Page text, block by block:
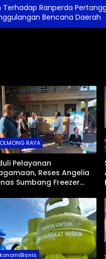
Terhadap Ranperda
Bencana Daerah
RAYA
Pelayanan
Reses Angelia
Sumbang Freezer
Bolmong